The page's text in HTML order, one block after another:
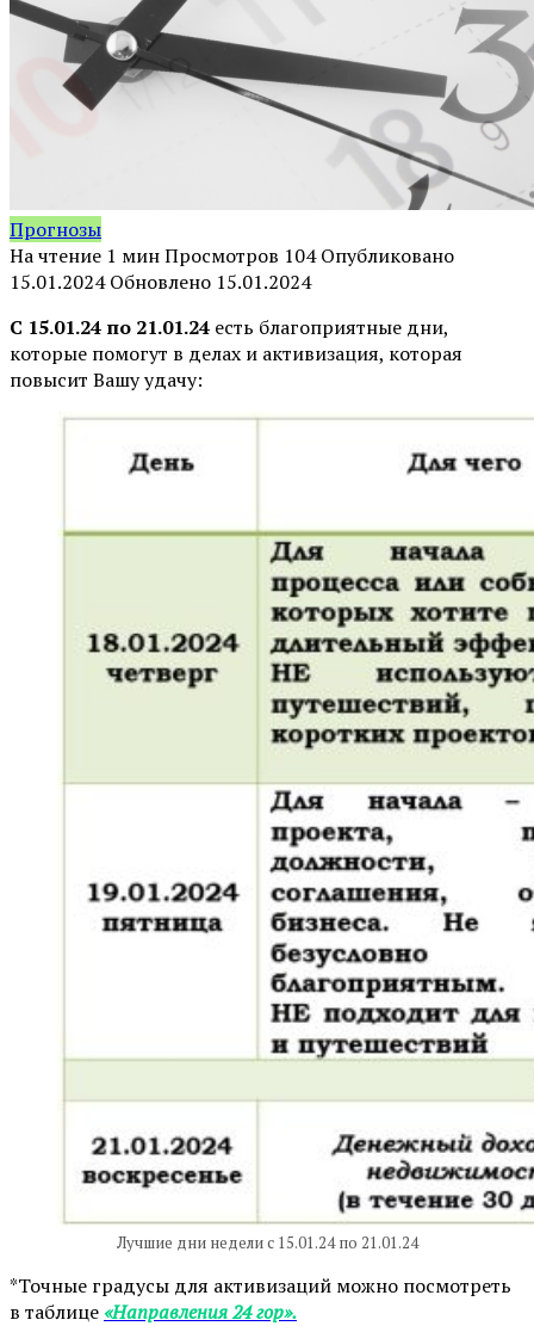
Прогнозы
На чтение 1 минПросмотров 104 Опубликовано
15.01.2024 Обновлено 15.01.2024
С 15.01.24 по 21.01.24 есть благоприятные дни,
которые помогут в делах и активизация, которая
повысит Вашу удачу:
Лучшие дни недели с 15.01.24 по 21.01.24
*Точные градусы для активизаций можно посмотреть
в таблице«Направления 24 гор».